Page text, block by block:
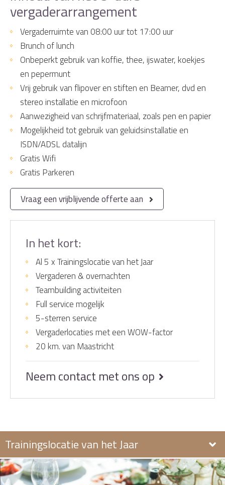
vergaderarrangement
Vergaderruimte van 08:00 uur tot 17:00 uur
Brunch of lunch
Onbeperkt gebruik van koffie, thee, ijswater, koekjes
en pepermunt
Vrij gebruik van flipover en stiften en Beamer, dvd en
stereo installatie en microfoon
Aanwezigheid van schrijfmateriaal, zoals pen en papier
Mogelijkheid tot gebruik van geluidsinstallatie en
ISDN/ADSL datalijn
Gratis Wifi
Gratis Parkeren
Vraag een vrijblijvende offerte aan
In het kort:
Al 5 x Trainingslocatie van het Jaar
Vergaderen & overnachten
Teambuilding activiteiten
Full service mogelijk
5-sterren service
Vergaderlocaties met een WOW-factor
20 km. van Maastricht
Neem contact met ons op
Trainingslocatie van het Jaar